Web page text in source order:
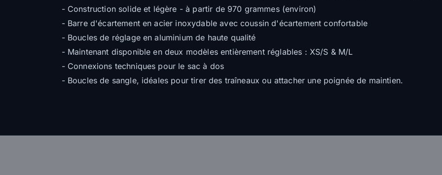
- Construction solide et légère - à partir de 970 grammes (environ)
- Barre d'écartement en acier inoxydable avec coussin d'écartement confortable
- Boucles de réglage en aluminium de haute qualité
- Maintenant disponible en deux modèles entièrement réglables : XS/S & M/L
- Connexions techniques pour le sac à dos
- Boucles de sangle, idéales pour tirer des traîneaux ou attacher une poignée de maintien.